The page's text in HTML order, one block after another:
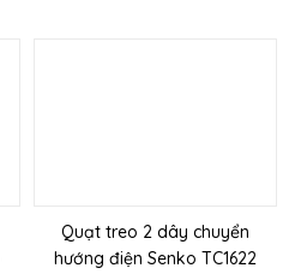
Quạt treo 2 dây chuyển
hướng điện Senko TC1622